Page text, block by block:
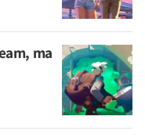
ma